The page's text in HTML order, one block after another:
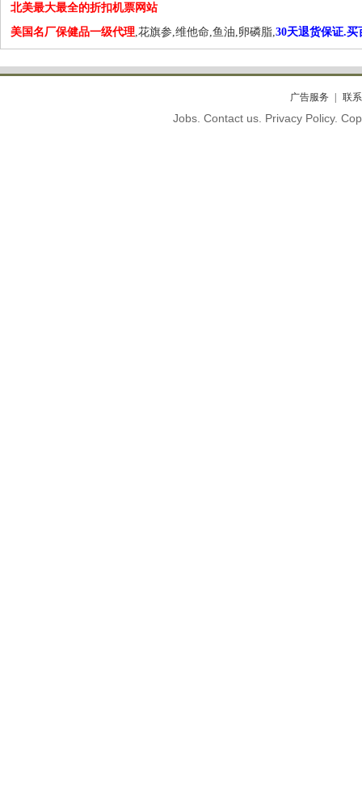
北美最大最全的折扣机票网站
美国名厂保健品一级代理,花旗参,维他命,鱼油,卵磷脂,30天退货保证.买
广告服务 联
Jobs. Contact us. Privacy Policy.